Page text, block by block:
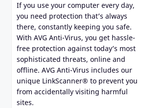
If you use your computer every day,
you need protection that’s always
there, constantly keeping you safe.
With AVG Anti-Virus, you get hassle-
free protection against today’s most
sophisticated threats, online and
offline. AVG Anti-Virus includes our
unique LinkScanner® to prevent you
from accidentally visiting harmful
sites.